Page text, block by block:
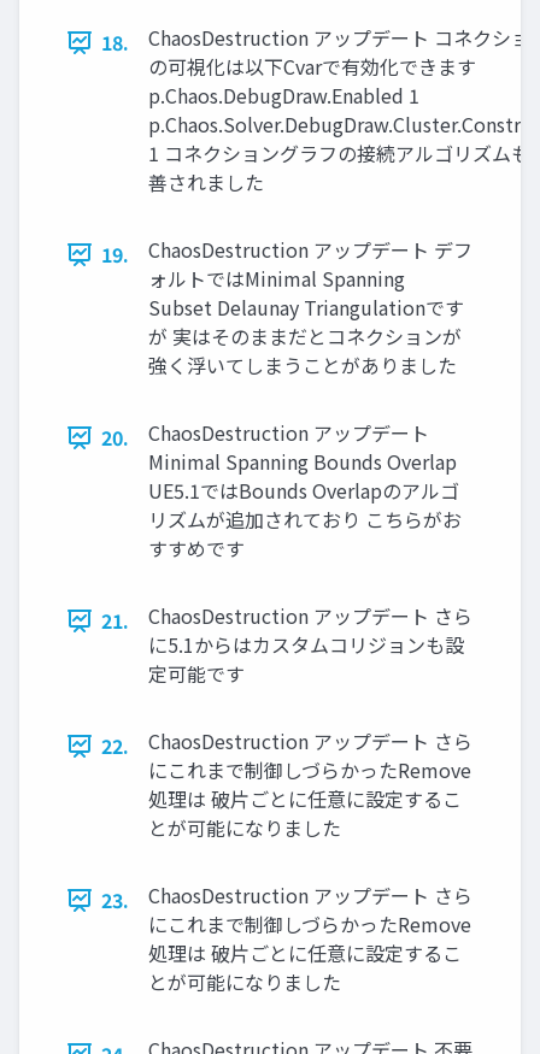
18.
ChaosDestruction アップデート コネクショ
の可視化は以下Cvarで有効化できます
p.Chaos.DebugDraw.Enabled 1
1 コネクショングラフの接続アルゴリズムも
善されました
19.
ChaosDestruction アップデート デフ
ォルトではMinimal Spanning
Subset Delaunay Triangulationです
が 実はそのままだとコネクションが
強く浮いてしまうことがありました
20.
ChaosDestruction アップデート
Minimal Spanning Bounds Overlap
UE5.1ではBounds Overlapのアルゴ
リズムが追加されており こちらがお
すすめです
21.
ChaosDestruction アップデート さら
に5.1からはカスタムコリジョンも設
定可能です
22.
ChaosDestruction アップデート さら
にこれまで制御しづらかったRemove
処理は 破片ごとに任意に設定するこ
とが可能になりました
23.
ChaosDestruction アップデート さら
にこれまで制御しづらかったRemove
処理は 破片ごとに任意に設定するこ
とが可能になりました